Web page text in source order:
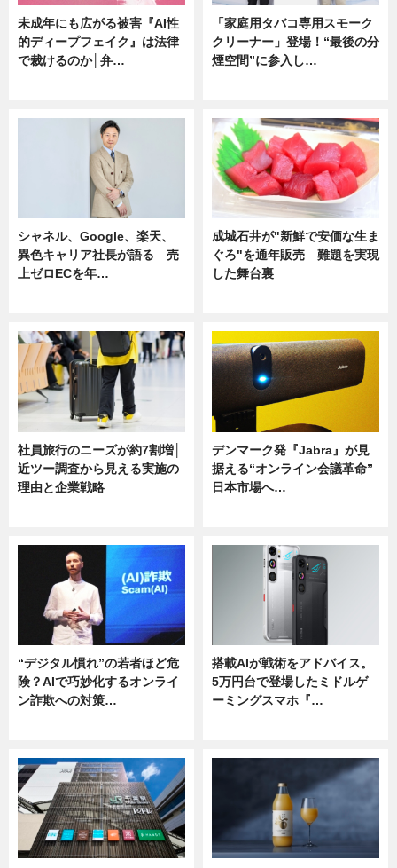
未成年にも広がる被害『AI性
的ディープフェイク』は法律
で裁けるのか│弁…
「家庭用タバコ専用スモーク
クリーナー」登場！“最後の分
煙空間”に参入し…
シャネル、Google、楽天、
異色キャリア社長が語る 売
上ゼロECを年…
成城石井が"新鮮で安価な生ま
ぐろ"を通年販売 難題を実現
した舞台裏
社員旅行のニーズが約7割増│
近ツー調査から見える実施の
理由と企業戦略
デンマーク発『Jabra』が見
据える“オンライン会議革命”
日本市場へ…
“デジタル慣れ”の若者ほど危
険？AIで巧妙化するオンライ
ン詐欺への対策…
搭載AIが戦術をアドバイス。
5万円台で登場したミドルゲ
ーミングスマホ『…